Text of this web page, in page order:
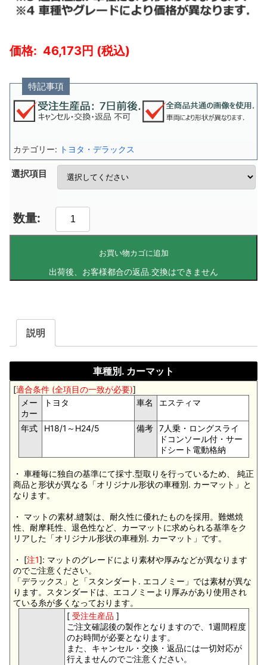
46,173
特記事項
選択項目
お買い物カゴに追加
カテゴリー: トヨタ・デラックス
説明
車種別. カーマット
[適合条件 (全項目の一致が必要)]
メー
カー
トヨタ 車名 エスティマ
年式 H18/1～H24/5 備考
7人乗・ロングスライ
ドコンソール付・サー
ドシート電動格納
・ 車種毎に独自の基準にて採寸.型取りを行っているため、 純正
商品と形状が異なる「オリジナル形状の車種別. カーマット」と
なります。
・ マットの素材.縫製は、耐久性に優れたものを採用。難燃焼
性、耐摩耗性、退色性など、カーマットに求められる基準をク
リアした「オリジナル形状の車種別. カーマット」です。
・ [注1]: マットのグレードにより素材や厚みなどが異なります
のでご注意ください。
「デラックス」と「スタンダート. エコノミー」では素材が異な
ります。スタンダードは、エコノミーより厚みがあり使用され
ている糸が多くなっております。
[ 受注生産品 ]
ご注文確認後の製作となりますので、1週間程度
のお時間が必要となります。
また、キャンセル・交換・返品には一切対応が
行えませんのでご注意ください。